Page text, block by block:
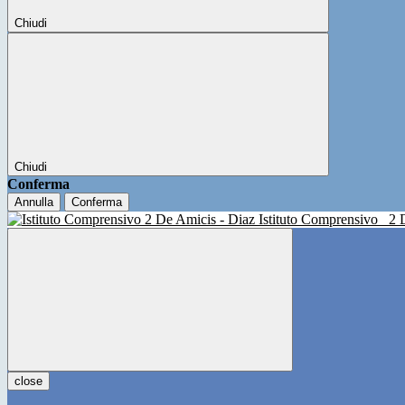
Chiudi
Chiudi
Conferma
Annulla Conferma
Istituto Comprensivo 2
close